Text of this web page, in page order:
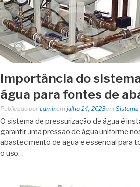
Importância do
água para fontes de
Publicado por adminem julho 24, 2023em Sistema
O sistema de pressurização de água é
garantir uma pressão de água uniforme
abastecimento de água é essencial para
o uso…